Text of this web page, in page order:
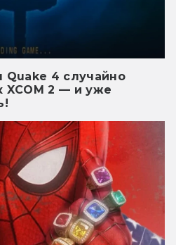
Quake 4 случайно
XCOM 2 — и уже